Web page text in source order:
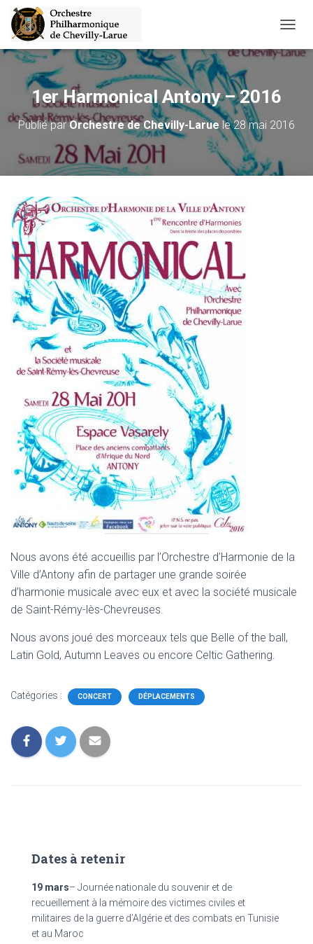
É
L
1er Harmonical Antony – 2016
Publié parOrchestre de Chevilly-Laruele28 mai 2016
Nous avons été accueillis par l’Orchestre d’Harmonie de la
Ville d’Antony afin de partager une grande soirée
d’harmonie musicale avec eux et avec la société musicale
de Saint-Rémy-lès-Chevreuses.
Nous avons joué des morceaux tels que Belle of the ball,
Latin Gold, Autumn Leaves ou encore Celtic Gathering.
Catégories : CONCERT DÉPLACEMENTS
Dates à retenir
19 mars– Journée nationale du souvenir et de
recueillement à la mémoire des victimes civiles et
militaires de la guerre d’Algérie et des combats en Tunisie
et au Maroc